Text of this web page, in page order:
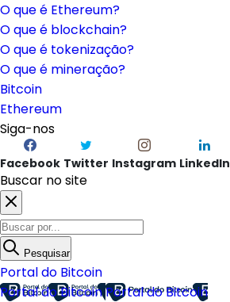
O que é Ethereum?
O que é blockchain?
O que é tokenização?
O que é mineração?
Bitcoin
Ethereum
Siga-nos
Facebook Twitter Instagram LinkedIn
Buscar no site
Pesquisar
Portal do Bitcoin
Portal do BitcoinPortal do Bitcoin